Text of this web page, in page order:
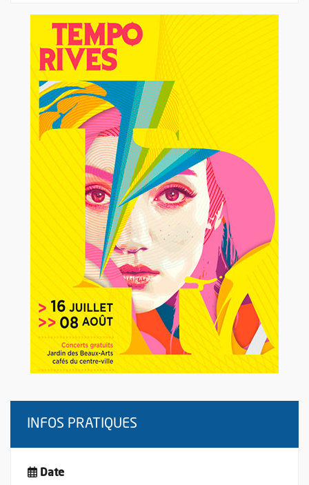
INFOS PRATIQUES
Date